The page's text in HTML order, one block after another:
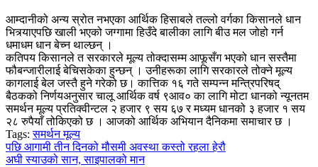
आम्दानीको अन्य स्रोत नभएका आर्थिक हिसाबले तल्लो वर्गका किसानले धान
भित्र्याएपछि खाली भएको जग्गामा हिउँदे बालीका लागि बीउ मल जोहो गर्न
धमाधम धान बेच्न थाल्छन् ।
कतिपय किसानले त सरकारले मूल्य तोक्दासम्म आफूसँग भएको धान सस्तैमा
फौबन्जारीलाई बेचिसकेका हुन्छन् । उनीहरूका लागि सरकारले तोक्ने मूल्य
कागलाई बेल जस्तै हुने गरेको छ। कात्तिक १६ गते सम्पन्न मन्त्रिपरिषद्
बैठकको निर्णयअनुसार चालू आर्थिक वर्ष ९आव० का लागि मोटा धानको न्यूनतम
समर्थन मूल्य प्रतिक्वीन्टल २ हजार ९ सय ६७ र मध्यम धानको ३ हजार १ सय
२८ रुपैयाँ तोकिएको छ । आजको आर्थिक अभियान दैनिकमा समाचार छ ।
Tags:समर्थन मूल्य
Continue
पछिआगामी तीन दिनको मौसमी अवस्था कस्तो रहला हेरौ
अघीस्याउको सान, साइपालको मान